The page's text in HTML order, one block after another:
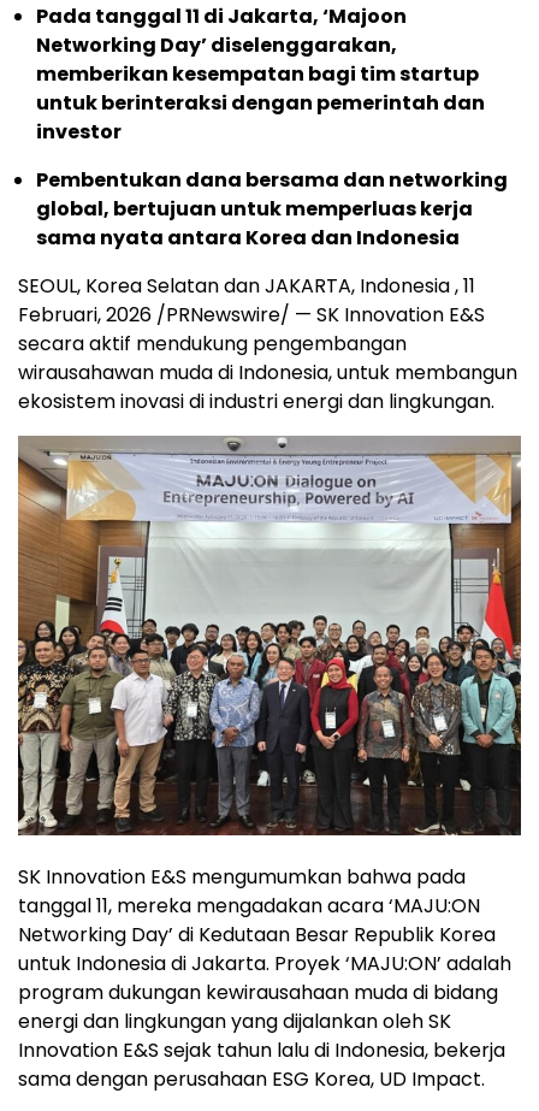
Pada tanggal 11 di Jakarta, ‘Majoon
Networking Day’ diselenggarakan,
memberikan kesempatan bagi tim startup
untuk berinteraksi dengan pemerintah dan
investor
Pembentukan dana bersama dan networking
global, bertujuan untuk memperluas kerja
sama nyata antara Korea dan Indonesia
SEOUL, Korea Selatan dan JAKARTA, Indonesia,11
Februari, 2026 /PRNewswire/ — SK Innovation E&S
secara aktif mendukung pengembangan
wirausahawan muda di Indonesia, untuk membangun
ekosistem inovasi di industri energi dan lingkungan.
SK Innovation E&S mengumumkan bahwa pada
tanggal 11, mereka mengadakan acara ‘MAJU:ON
Networking Day’ di Kedutaan Besar Republik Korea
untuk Indonesia di Jakarta. Proyek ‘MAJU:ON’ adalah
program dukungan kewirausahaan muda di bidang
energi dan lingkungan yang dijalankan oleh SK
Innovation E&S sejak tahun lalu di Indonesia, bekerja
sama dengan perusahaan ESG Korea, UD Impact.